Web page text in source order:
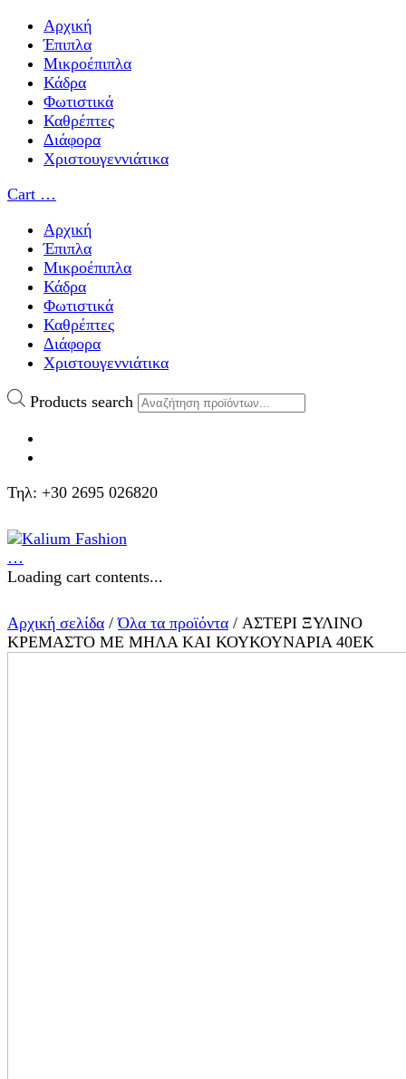
Αρχική
Έπιπλα
Μικροέπιπλα
Κάδρα
Φωτιστικά
Καθρέπτες
Διάφορα
Χριστουγεννιάτικα
Cart …
Αρχική
Έπιπλα
Μικροέπιπλα
Κάδρα
Φωτιστικά
Καθρέπτες
Διάφορα
Χριστουγεννιάτικα
Products search
Τηλ: +30 2695 026820
…
Loading cart contents...
Αρχική σελίδα /Όλα τα προϊόντα / ΑΣΤΕΡΙ ΞΥΛΙΝΟ
ΚΡΕΜΑΣΤΟ ΜΕ ΜΗΛΑ ΚΑΙ ΚΟΥΚΟΥΝΑΡΙΑ 40ΕΚ